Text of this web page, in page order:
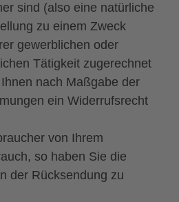
sind (also eine natürliche
zu einem Zweck
gewerblichen oder
Tätigkeit zugerechnet
nach Maßgabe der
ein Widerrufsrecht
von Ihrem
so haben Sie die
der Rücksendung zu